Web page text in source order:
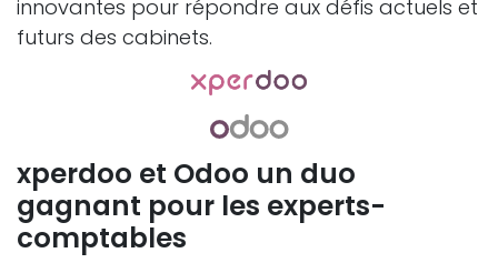
innovantes pour répondre aux défis actuels et
futurs des cabinets.
xperdoo et Odoo un duo
gagnant pour les experts-
comptables